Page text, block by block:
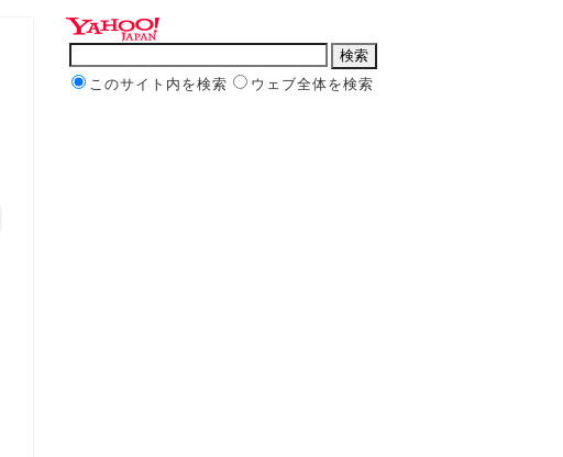
このサイト内を検索 ウェブ全体を検索